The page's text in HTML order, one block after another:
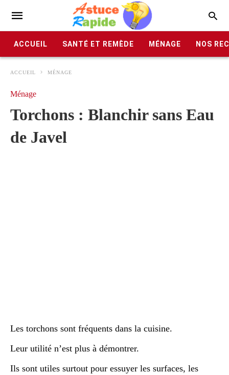
ACCUEIL SANTÉ ET REMÈDE MÉNAGE NOS
ACCUEIL MÉNAGE
Ménage
Torchons : Blanchir sans Eau
de Javel
Les torchons sont fréquents dans la cuisine.
Leur utilité n’est plus à démontrer.
Ils sont utiles surtout pour essuyer les surfaces, les